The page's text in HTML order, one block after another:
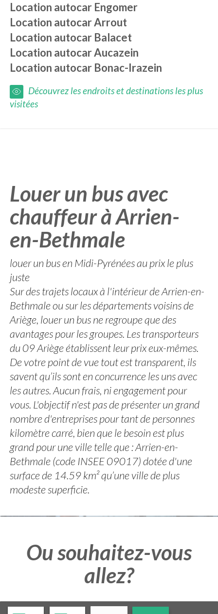
Location autocar Engomer
Location autocarArrout
Location autocar Balacet
Location autocarAucazein
Location autocar Bonac-Irazein
Découvrez les endroits et destinations les plus
visitées
Louer un bus avec
chauffeur à Arrien-
en-Bethmale
louer un bus en Midi-Pyrénées au prix le plus
juste
Sur des trajets locaux à l'intérieur de Arrien-en-
Bethmale ou sur les départements voisins de
Ariège, louer un bus ne regroupe que des
avantages pour les groupes. Les transporteurs
du 09 Ariège établissent leur prix eux-mêmes.
De votre point de vue tout est transparent, ils
savent qu’ils sont en concurrence les uns avec
les autres. Aucun frais, ni engagement pour
vous. L'objectif n'est pas de présenter un grand
nombre d'entreprises pour tant de personnes
kilomètre carré, bien que le besoin est plus
grand pour une ville telle que : Arrien-en-
Bethmale (code INSEE 09017) dotée d'une
surface de 14.59 km² qu’une ville de plus
modeste superficie.
Ou souhaitez-vous
allez?